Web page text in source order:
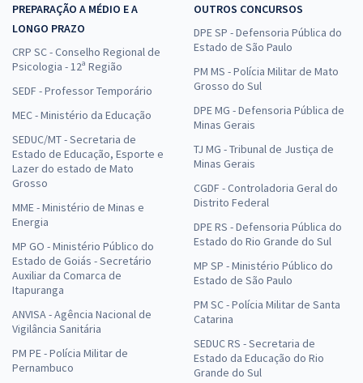
PREPARAÇÃO A MÉDIO E A
LONGO PRAZO
CRP SC - Conselho Regional de
Psicologia - 12ª Região
SEDF - Professor Temporário
MEC - Ministério da Educação
SEDUC/MT - Secretaria de
Estado de Educação, Esporte e
Lazer do estado de Mato
Grosso
MME - Ministério de Minas e
Energia
MP GO - Ministério Público do
Estado de Goiás - Secretário
Auxiliar da Comarca de
Itapuranga
ANVISA - Agência Nacional de
Vigilância Sanitária
PM PE - Polícia Militar de
Pernambuco
OUTROS CONCURSOS
DPE SP - Defensoria Pública do
Estado de São Paulo
PM MS - Polícia Militar de Mato
Grosso do Sul
DPE MG - Defensoria Pública de
Minas Gerais
TJ MG - Tribunal de Justiça de
Minas Gerais
CGDF - Controladoria Geral do
Distrito Federal
DPE RS - Defensoria Pública do
Estado do Rio Grande do Sul
MP SP - Ministério Público do
Estado de São Paulo
PM SC - Polícia Militar de Santa
Catarina
SEDUC RS - Secretaria de
Estado da Educação do Rio
Grande do Sul